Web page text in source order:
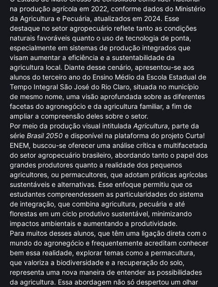
na produção agrícola em 2022, conforme dados do Ministério
da Agricultura e Pecuária, atualizados em 2024. Esse
destaque no setor agropecuário reflete tanto as condições
naturais favoráveis quanto o uso de tecnologia de ponta,
especialmente em sistemas de produção integrados que
visam aumentar a eficiência e a sustentabilidade da
agricultura local. Diante desse cenário, apresentou-se aos
alunos do terceiro ano do Ensino Médio da Escola Estadual de
Tempo Integral São José do Rio Claro, situada no município
de mesmo nome, uma visão aprofundada sobre as diferentes
facetas do agronegócio e da agricultura familiar, a fim de
ampliar a compreensão deles sobre o setor.
Por meio da produção visual intitulada Agricultura, parte da
série Brasil 2050 e disponível na plataforma do projeto Curta!
ENEM, buscou-se oferecer uma análise crítica e multifacetada
do setor agropecuário brasileiro, abordando tanto o papel dos
grandes produtores quanto a realidade dos pequenos
agricultores, ou permacultores, que adotam práticas agrícolas
sustentáveis e alternativas. Esse enfoque permitiu que os
estudantes compreendessem as particularidades do sistema
de integração, que combina agricultura, pecuária e até
florestas em um ciclo produtivo sustentável, minimizando
impactos ambientais e aumentando a produtividade.
Para muitos desses alunos, que têm uma ligação direta com o
mundo do agronegócio e frequentemente acreditam conhecer
bem essa realidade, explorar temas como a permacultura,
que valoriza a biodiversidade e a recuperação do solo,
representa uma nova maneira de entender as possibilidades
da agricultura. Essa abordagem não só despertou um olhar